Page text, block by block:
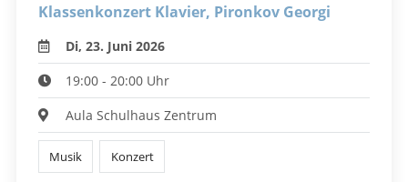
Klassenkonzert Klavier, Pironkov Georgi
Di, 23. Juni 2026
19:00 - 20:00 Uhr
Aula Schulhaus Zentrum
Musik Konzert